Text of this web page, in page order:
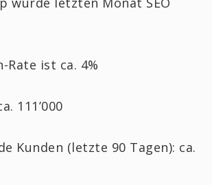
Rate ist ca. 4%
111’000
Kunden (letzte 90 Tagen): ca.